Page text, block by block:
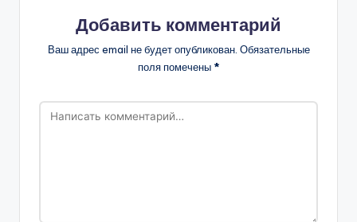
Добавить комментарий
Ваш адрес email не будет опубликован. Обязательные
поля помечены *